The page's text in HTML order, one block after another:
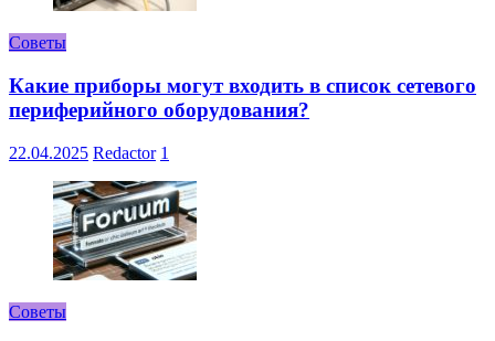
Советы
Какие приборы могут входить в список сетевого
периферийного оборудования?
22.04.2025 Redactor 1
Советы